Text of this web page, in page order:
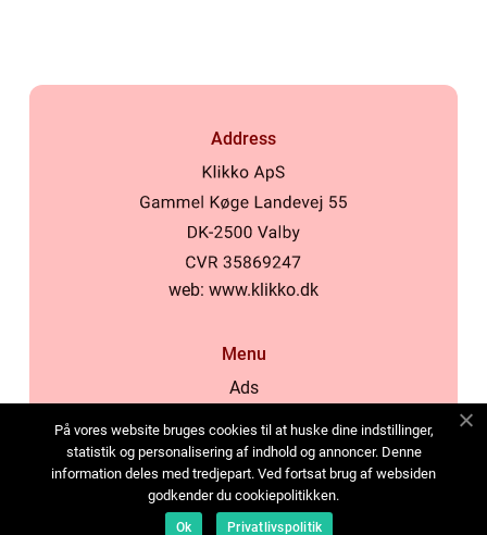
Address
web: www.klikko.dk
Menu
Ads
Cookies
Contact
Sitemap
På vores website bruges cookies til at huske dine indstillinger,
statistik og personalisering af indhold og annoncer. Denne
information deles med tredjepart. Ved fortsat brug af websiden
godkender du cookiepolitikken.
Ok Privatlivspolitik